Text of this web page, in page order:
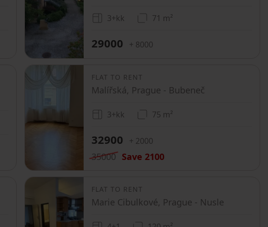
3+kk 71 m²
29000 + 8000
FLAT TO RENT
Malířská, Prague - Bubeneč
3+kk 75 m²
32900 + 2000
35000 Save 2100
FLAT TO RENT
Marie Cibulkové, Prague - Nusle